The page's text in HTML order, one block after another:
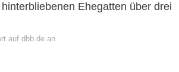
Ehegatten über drei
auf dbb.de an